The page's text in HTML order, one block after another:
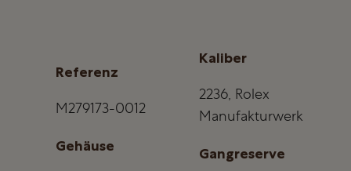
Referenz
M279173-0012
Gehäuse
Kaliber
2236, Rolex
Manufakturwerk
Gangreserve